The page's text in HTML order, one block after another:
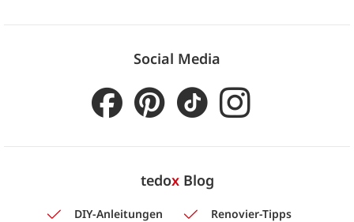
Social Media
tedoxBlog
DIY-Anleitungen
Renovier-Tipps